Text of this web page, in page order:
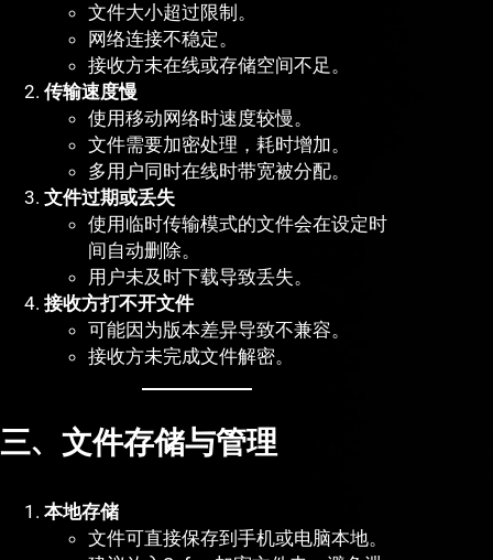
文件大小超过限制。
网络连接不稳定。
接收方未在线或存储空间不足。
传输速度慢
使用移动网络时速度较慢。
文件需要加密处理，耗时增加。
多用户同时在线时带宽被分配。
文件过期或丢失
使用临时传输模式的文件会在设定时
间自动删除。
用户未及时下载导致丢失。
接收方打不开文件
可能因为版本差异导致不兼容。
接收方未完成文件解密。
三、文件存储与管理
本地存储
文件可直接保存到手机或电脑本地。